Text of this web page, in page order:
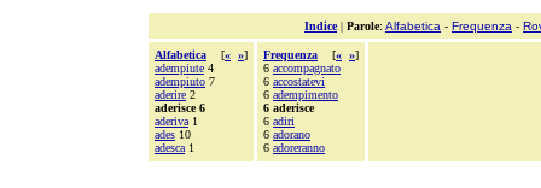
Indice| Parole: Alfabetica - Frequenza -
Alfabetica [« »]
adempiute 4
adempiuto 7
aderire 2
aderisce 6
aderiva 1
ades 10
adesca 1
Frequenza [« »]
6 accompagnato
6 accostatevi
6 adempimento
6 aderisce
6 adiri
6 adorano
6 adoreranno